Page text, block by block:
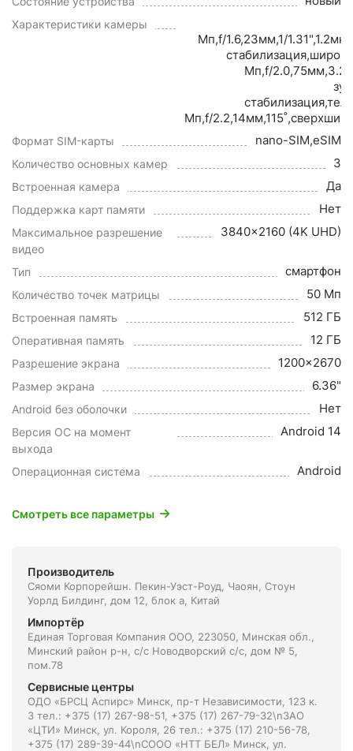
Характеристики камеры
Мп,f/1.6,23мм,1/
Мп,f/2.0,75мм,3.2x
Мп,f/
Формат SIM-карты nano-SIM,eSIM
Количество основных камер 3
Встроенная камера Да
Поддержка карт памяти Нет
Максимальное разрешение
видео
3840x2160 (4K UHD)
Тип смартфон
Количество точек матрицы 50 Мп
Встроенная память 512 ГБ
Оперативная память 12 ГБ
Разрешение экрана 1200x2670
Размер экрана 6.36"
Android без оболочки Нет
Версия ОС на момент
выхода
Android 14
Операционная система Android
Смотреть все параметры
Производитель
Сяоми Корпорейшн. Пекин-Уэст-Роуд, Чаоян, Стоун
Уорлд Билдинг, дом 12, блок а, Китай
Импортёр
Единая Торговая Компания ООО, 223050, Минская обл.,
Минский район р-н, с/с Новодворский с/с, дом № 5,
пом.78
Сервисные центры
ОДО «БРСЦ Аспирс» Минск, пр-т Независимости, 123 к.
3 тел.: +375 (17) 267-98-51, +375 (17) 267-79-32\nЗАО
«ЦТИ» Минск, ул. Короля, 26 тел.: +375 (17) 210-56-78,
+375 (17) 289-39-44\nСООО «НТТ БЕЛ» Минск, ул.